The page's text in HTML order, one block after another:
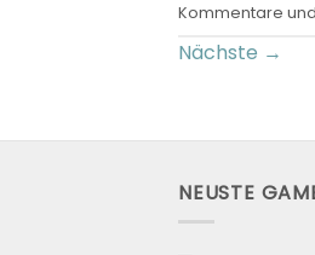
Kommentare
Nächste →
NEUSTE